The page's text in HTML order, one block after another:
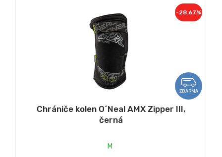
ZDARMA
-28.67%
Chrániče kolen O´Neal AMX Zipper III,
černá
M